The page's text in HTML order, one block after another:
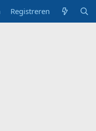
Registreren